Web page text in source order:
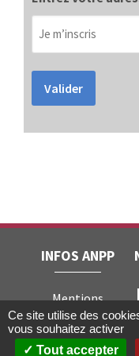
Valider
INFOS ANPP
Mentions
légales RGPD
Contact
Ce site utilise des
vous souhaitez activer
Tout accepter